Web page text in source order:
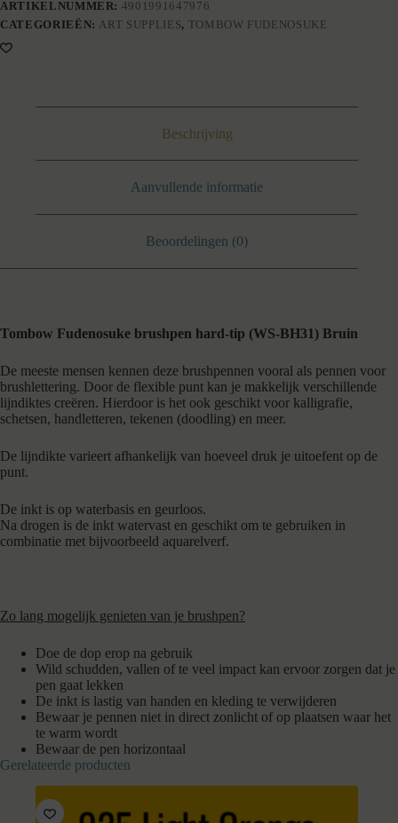
ARTIKELNUMMER: 4901991647976
CATEGORIEËN: ART SUPPLIES, TOMBOW FUDENOSUKE
Beschrijving
Aanvullende informatie
Beoordelingen (0)
Tombow Fudenosuke brushpen hard-tip (WS-BH31) Bruin
De meeste mensen kennen deze brushpennen vooral als pennen voor
brushlettering. Door de flexible punt kan je makkelijk verschillende
lijndiktes creëren. Hierdoor is het ook geschikt voor kalligrafie,
schetsen, handletteren, tekenen (doodling) en meer.
De lijndikte varieert afhankelijk van hoeveel druk je uitoefent op de
punt.
De inkt is op waterbasis en geurloos.
Na drogen is de inkt watervast en geschikt om te gebruiken in
combinatie met bijvoorbeeld aquarelverf.
Zo lang mogelijk genieten van je brushpen?
Doe de dop erop na gebruik
Wild schudden, vallen of te veel impact kan ervoor zorgen dat je
pen gaat lekken
De inkt is lastig van handen en kleding te verwijderen
Bewaar je pennen niet in direct zonlicht of op plaatsen waar het
te warm wordt
Bewaar de pen horizontaal
Gerelateerde producten